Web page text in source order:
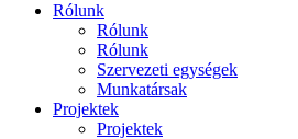
Rólunk
Rólunk
Rólunk
Szervezeti egységek
Munkatársak
Projektek
Projektek